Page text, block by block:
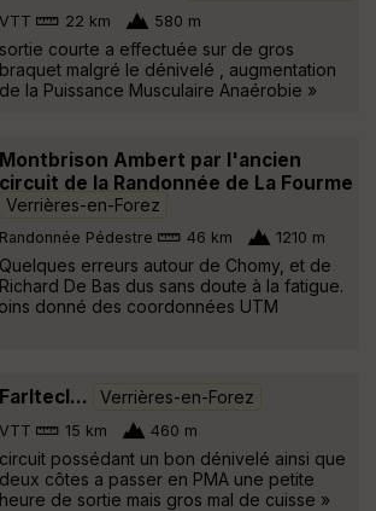
VTT 22 km 580 m
sortie courte a effectuée sur de gros
braquet malgré le dénivelé , augmentation
de la Puissance Musculaire Anaérobie »
Montbrison Ambert par l'ancien
circuit de la Randonnée de La Fourme
Verrières-en-Forez
Randonnée Pédestre 46 km 1210 m
Quelques erreurs autour de Chomy, et de
Richard De Bas dus sans doute à la fatigue.
donné des coordonnées UTM
Farltecl... Verrières-en-Forez
VTT 15 km 460 m
circuit possédant un bon dénivelé ainsi que
deux côtes a passer en PMA une petite
heure de sortie mais gros mal de cuisse »